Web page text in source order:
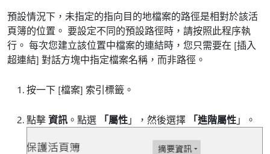
預設情況下，未指定的指向目的地檔案的路徑是相對於該活
頁簿的位置。 要設定不同的預設路徑時，請按照此程序執
行。 每次您建立該位置中檔案的連結時，您只需要在 [插入
超連結] 對話方塊中指定檔案名稱，而非路徑。
按一下 [檔案] 索引標籤。
點擊資訊 。點選 「屬性」，然後選擇 「進階屬性」。